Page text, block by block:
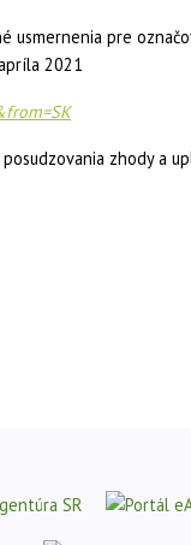
usmernenia pre
2021
zhody a